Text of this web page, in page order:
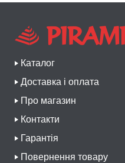
Каталог
Доставка і оплата
Про магазин
Контакти
Гарантія
Повернення товару